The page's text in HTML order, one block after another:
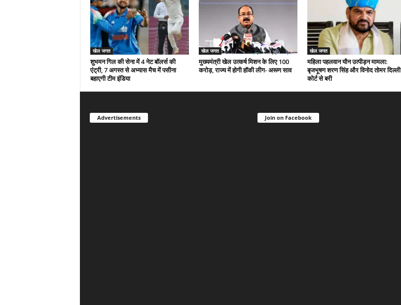
खेल जगत
शुभमन गिल की सेना में 4 नेट बॉलर्स की
एंट्री, 7 अगस्त से अभ्यास मैच में पसीना
बहाएगी टीम इंडिया
खेल जगत
मुख्यमंत्री खेल उत्कर्ष मिशन के लिए 100
करोड़, राज्य में होगी हॉकी लीग- अरूण साव
खेल जगत
महिला पहलवान यौन उत्पीड़न मामला:
बृजभूषण शरण सिंह और विनोद तोमर दिल्ली
कोर्ट से बरी
Advertisements Join on Facebook